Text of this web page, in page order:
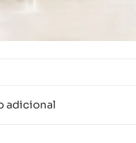
adicional